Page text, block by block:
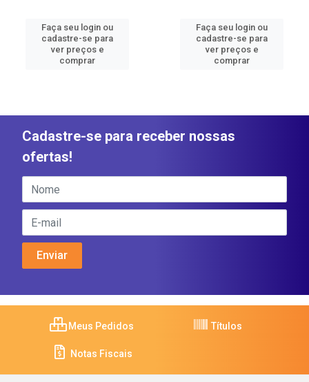
Faça seu login ou
cadastre-se para
ver preços e
comprar
Faça seu login ou
cadastre-se para
ver preços e
comprar
Cadastre-se para receber nossas
ofertas!
Meus Pedidos Títulos
Notas Fiscais